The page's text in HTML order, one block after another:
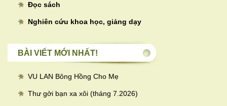
Đọc sách
Nghiên cứu khoa học, giảng dạy
BÀI VIẾT MỚI NHẤT!
VU LAN Bông Hồng Cho Mẹ
Thư gởi bạn xa xôi (tháng 7.2026)